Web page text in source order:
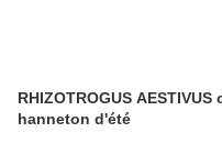
RHIZOTROGUS AESTIVUS ou
hanneton d'été